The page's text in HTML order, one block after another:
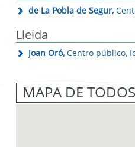
de La Pobla de Segur,
Lleida
Joan Oró, Centro público,
MAPA DE